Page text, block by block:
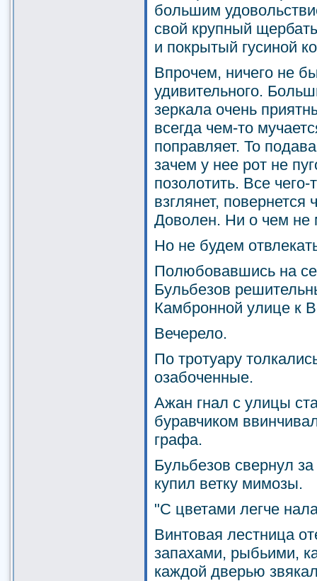
большим
свой крупный
и покрытый гусиной
Впрочем, ничего не
удивительного.
зеркала очень
всегда чем-то
поправляет. То
зачем у нее рот не
позолотить. Все
взглянет, повернется
Доволен. Ни о чем не
Но не будем
Полюбовавшись на
Бульбезов
Камбронной улице к
Вечерело.
По тротуару
озабоченные.
Ажан гнал с улицы
буравчиком
графа.
Бульбезов свернул
купил ветку мимозы.
"С цветами легче
Винтовая лестница
запахами, рыбьими,
каждой дверью